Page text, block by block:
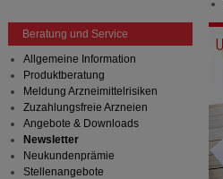
Beratung und Service
Allgemeine Information
Produktberatung
Meldung Arzneimittelrisiken
Zuzahlungsfreie Arzneien
Angebote & Downloads
Newsletter
Neukundenprämie
Stellenangebote